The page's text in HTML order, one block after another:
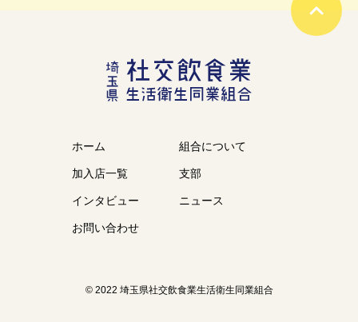
ホーム 組合について
加入店一覧 支部
インタビュー ニュース
お問い合わせ
© 2022 埼玉県社交飲食業生活衛生同業組合